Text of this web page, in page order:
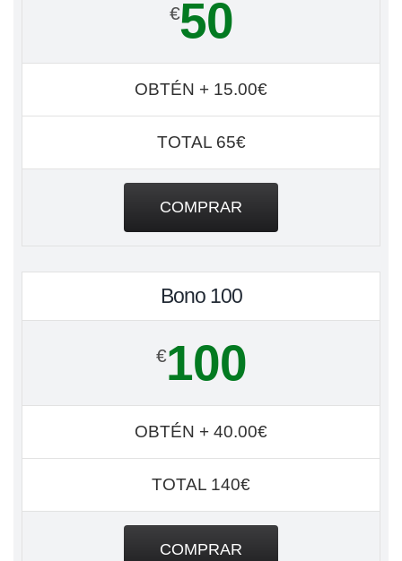
€50
OBTÉN + 15.00€
TOTAL 65€
COMPRAR
Bono 100
€100
OBTÉN + 40.00€
TOTAL 140€
COMPRAR